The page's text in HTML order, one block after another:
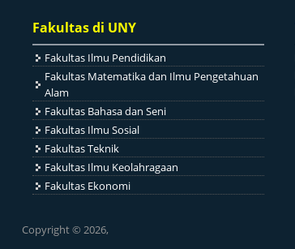
Fakultas di UNY
Fakultas Ilmu Pendidikan
Fakultas Matematika dan Ilmu Pengetahuan
Alam
Fakultas Bahasa dan Seni
Fakultas Ilmu Sosial
Fakultas Teknik
Fakultas Ilmu Keolahragaan
Fakultas Ekonomi
Copyright © 2026,